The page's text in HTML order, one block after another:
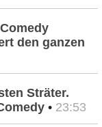
den ganzen
Sträter.
• 23:53